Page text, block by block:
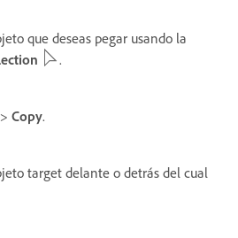
que deseas pegar usando la
.
> Copy.
target delante o detrás del cual